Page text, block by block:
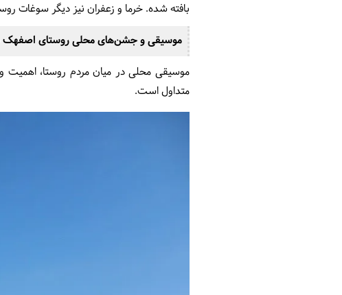
بافته شده. خرما و زعفران نیز دیگر سوغات
موسیقی و جشن‌های محلی روستای
موسیقی محلی در میان مردم روستا، اهمیت
متداول است.